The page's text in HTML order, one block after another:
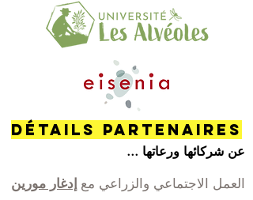
Détails PARTENAIRES
عن شركائها ورعاتها ...
العمل الاجتماعي والزراعي مع إدغار مورين